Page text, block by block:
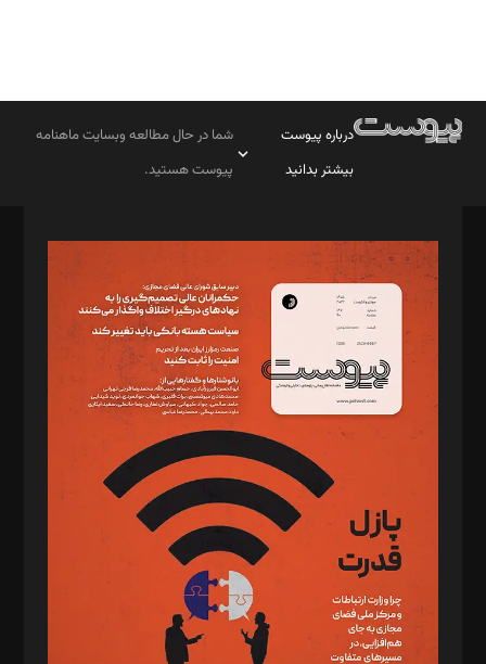
درباره پیوست
بیشتر بدانید
شما در حال مطالعه وبسایت ماهنامه
پیوست هستید.
مدیر مسئول: محمدباقر اثنی‌عشری
سردبیر: مهرک محمودی
دبیر تحریریه: میثم قاسمی
د‌بیر ناداستان: سمانه سمیع
د‌بیر خدمت و تجارت: ابوالفضل رجبی
د‌بیر حقوق فناوری: حسام‌الدین ایپکچی
د‌بیر پیوست جهان: مینا پاکدل
د‌بیر تحریریه آنلاین: بابک نقاش
تحریریه‌: مجتبی محمود‌ی، آرش برهمند، یسنا امان‌پور، سروش کرمیان،
مصطفی مسجدی آرانی، ابوالفضل رجبی، زهرا فکرانه، فائزه فتحی
رستمی،مصطفی باستان
ویرایش: نگار استاد‌‌آقا
طراح یونیفرم: مجید توکلی
فیلمبرداری و عکاسی: امیر شفیعی، مانی لطفی زاده